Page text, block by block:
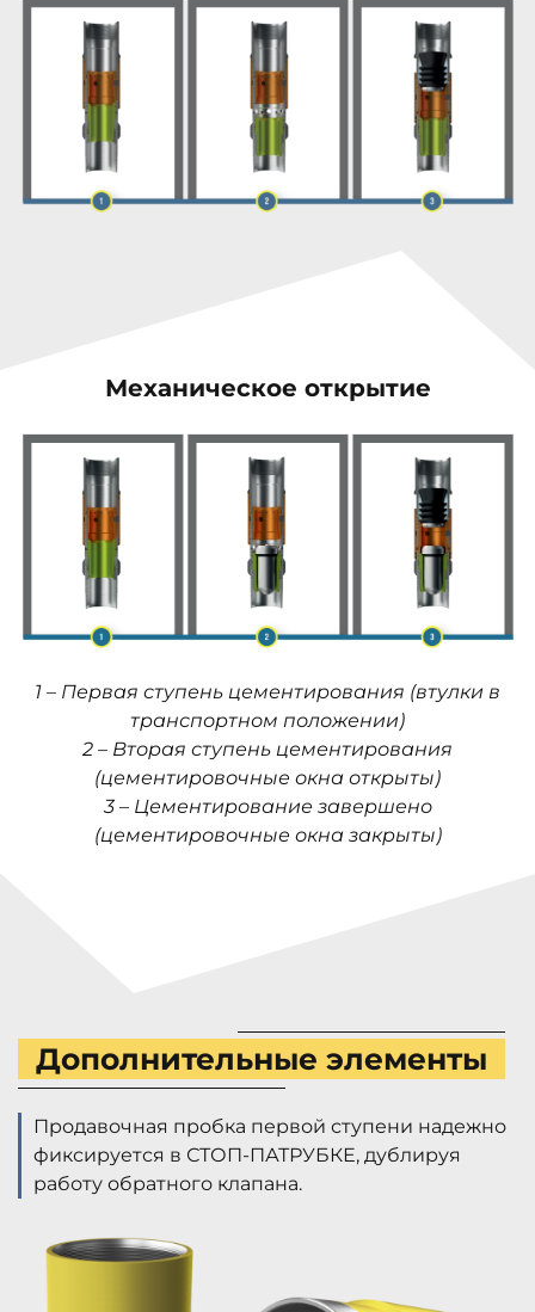
Механическое открытие
1 – Первая ступень цементирования (втулки в
транспортном положении)
2 – Вторая ступень цементирования
(цементировочные окна открыты)
3 – Цементирование завершено
(цементировочные окна закрыты)
Дополнительные элементы
Продавочная пробка первой ступени надежно
фиксируется в СТОП-ПАТРУБКЕ, дублируя
работу обратного клапана.